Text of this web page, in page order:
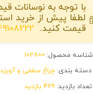
با توجه به نوسانات
لطفا پیش از خرید
قیمت کنید.
شناسه محصول: 102800
دسته بندی: چراغ سقفی و
تعداد بازدید: 469 بازدید